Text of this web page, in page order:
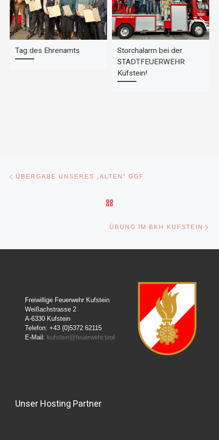
Tag des Ehrenamts
Storchalarm bei der
STADTFEUERWEHR
Kufstein!
ÜBERGABE UNSERES „ALTEN“ GGF
ÜBUNG IM BKH KUFSTEIN
Freiwillige Feuerwehr Kufstein
Weißachstrasse 2
A-6330 Kufstein
Telefon: +43 (0)5372 62115
E-Mail: kufstein@feuerwehr.tirol
Unser Hosting Partner